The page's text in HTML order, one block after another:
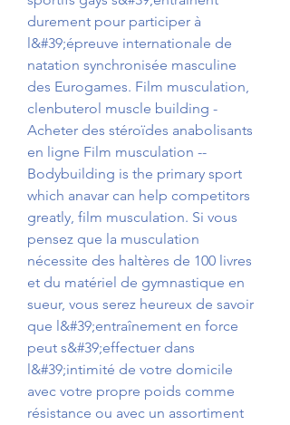
durement pour participer à
l&#39;épreuve internationale de
natation synchronisée masculine
des Eurogames. Film musculation,
clenbuterol muscle building -
Acheter des stéroïdes anabolisants
en ligne Film musculation --
Bodybuilding is the primary sport
which anavar can help competitors
greatly, film musculation. Si vous
pensez que la musculation
nécessite des haltères de 100 livres
et du matériel de gymnastique en
sueur, vous serez heureux de savoir
que l&#39;entraînement en force
peut s&#39;effectuer dans
l&#39;intimité de votre domicile
avec votre propre poids comme
résistance ou avec un assortiment